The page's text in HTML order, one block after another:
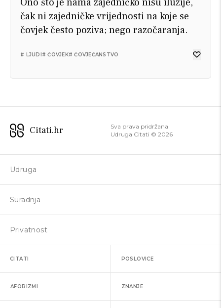
čak ni zajedničke vrijednosti na koje se
čovjek često poziva; nego razočaranja.
# LJUDI# ČOVJEK# ČOVJEČANSTVO
Citati.hr
Sva prava pridržana
Udruga Citati © 2026
Udruga
Suradnja
Privatnost
CITATI POSLOVICE
AFORIZMI ZNANJE